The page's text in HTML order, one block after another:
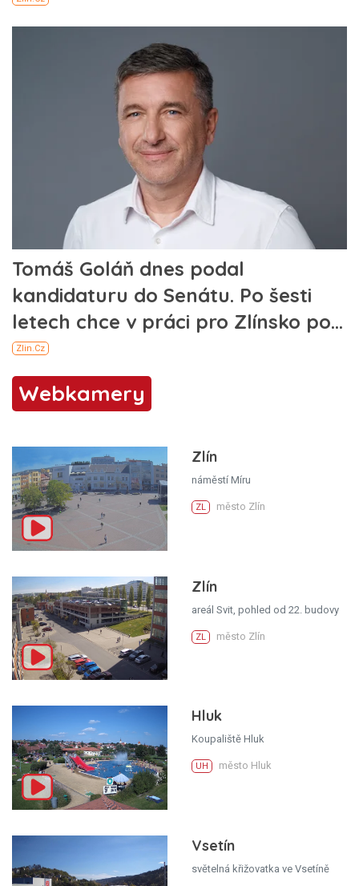
Webkamery
Zlín
náměstí Míru
ZL město Zlín
Zlín
areál Svit, pohled od 22. budovy
ZL město Zlín
Hluk
Koupaliště Hluk
UH město Hluk
Vsetín
světelná křižovatka ve Vsetíně